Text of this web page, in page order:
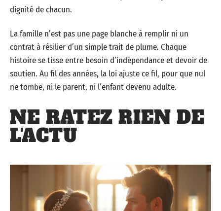
dignité de chacun.
La famille n’est pas une page blanche à remplir ni un
contrat à résilier d’un simple trait de plume. Chaque
histoire se tisse entre besoin d’indépendance et devoir de
soutien. Au fil des années, la loi ajuste ce fil, pour que nul
ne tombe, ni le parent, ni l’enfant devenu adulte.
NE RATEZ RIEN DE
L'ACTU